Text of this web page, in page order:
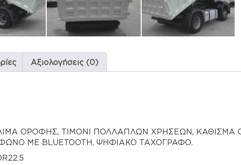
Αξιολογήσεις (0)
ΟΡΟΦΗΣ, ΤΙΜΟΝΙ ΠΟΛΛΑΠΛΩΝ ΧΡΗΣΕΩΝ, ΚΑΘΙΣΜΑ
ΜΕ BLUETOOTH, ΨΗΦΙΑΚΟ ΤΑΧΟΓΡΑΦΟ.